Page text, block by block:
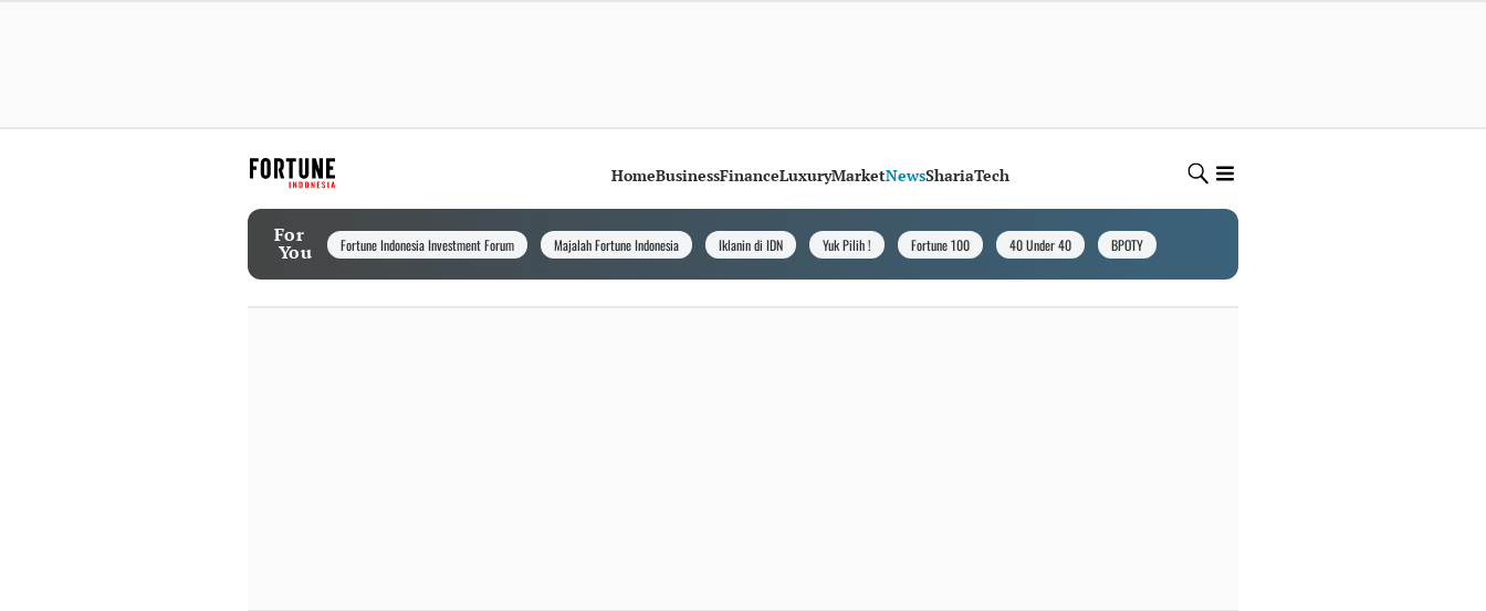
HomeBusinessFinanceLuxuryMarketNewsShariaTech
For
You Fortune Indonesia Investment Forum Majalah Fortune Indonesia Iklanin di IDN Yuk Pilih ! Fortune 100 40 Under 40 BPOTY